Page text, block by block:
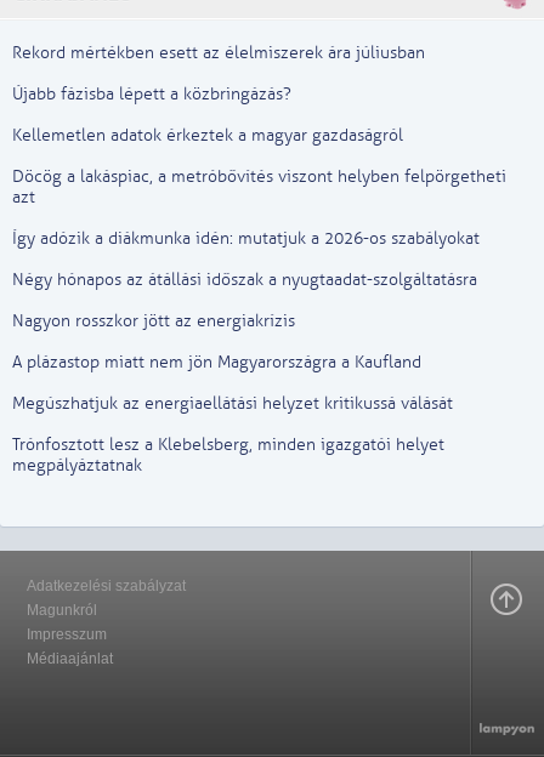
Rekord mértékben esett az élelmiszerek ára júliusban
Újabb fázisba lépett a közbringázás?
Kellemetlen adatok érkeztek a magyar gazdaságról
Döcög a lakáspiac, a metróbővítés viszont helyben felpörgetheti
azt
Így adózik a diákmunka idén: mutatjuk a 2026-os szabályokat
Négy hónapos az átállási időszak a nyugtaadat-szolgáltatásra
Nagyon rosszkor jött az energiakrízis
A plázastop miatt nem jön Magyarországra a Kaufland
Megúszhatjuk az energiaellátási helyzet kritikussá válását
Trónfosztott lesz a Klebelsberg, minden igazgatói helyet
megpályáztatnak
Adatkezelési szabályzat
Magunkról
Impresszum
Médiaajánlat